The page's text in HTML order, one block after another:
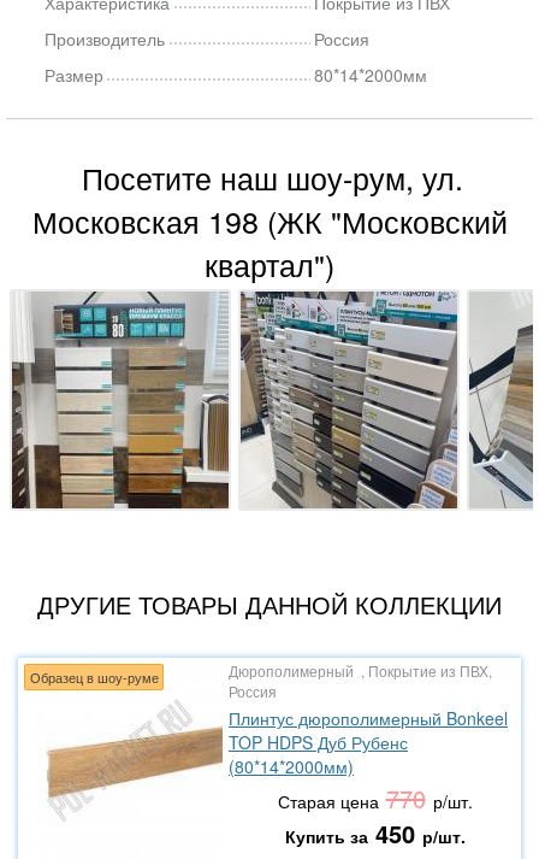
Производитель
Россия
Размер
80*14*2000мм
Посетите наш шоу-рум, ул.
Московская 198 (ЖК "Московский
квартал")
ДРУГИЕ ТОВАРЫ ДАННОЙ КОЛЛЕКЦИИ
Образец в шоу-руме
Дюрополимерный , Покрытие из ПВХ,
Россия
Плинтус дюрополимерный Bonkeel
TOP HDPS Дуб Рубенс
(80*14*2000мм)
Старая цена 770 р/шт.
Купить за 450 р/шт.